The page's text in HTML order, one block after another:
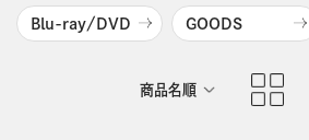
Blu-ray/DVD GOODS
商品名順